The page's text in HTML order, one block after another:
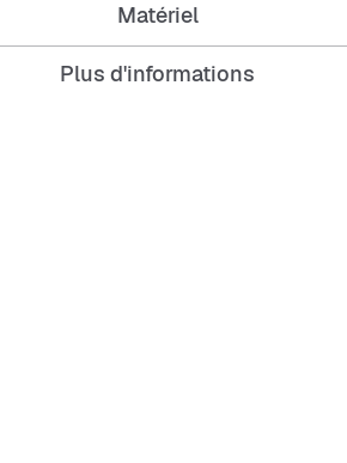
de vachette avec détails synthétiques.
Matériel
Plus d'informations